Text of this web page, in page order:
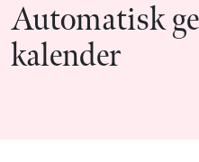
Automatisk
kalender